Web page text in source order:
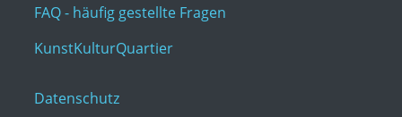
FAQ - häufig gestellte Fragen
KunstKulturQuartier
Datenschutz